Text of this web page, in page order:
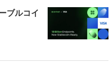
ブルコイ